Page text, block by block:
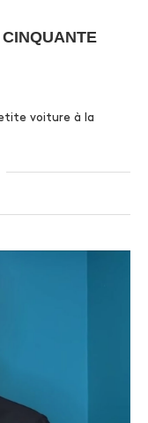
voiture à la